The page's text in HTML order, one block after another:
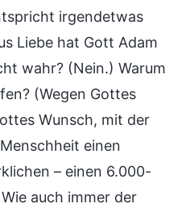
irgendetwas
Liebe hat Gott Adam
wahr? (Nein.) Warum
(Wegen Gottes
Wunsch, mit der
einen
– einen 6.000-
auch immer der